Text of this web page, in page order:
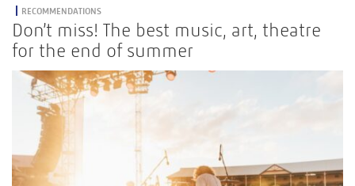
RECOMMENDATIONS
Don’t miss! The best music, art, theatre
for the end of summer